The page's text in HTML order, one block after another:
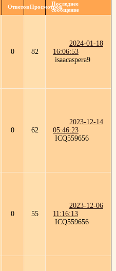
ОтветовПросмотровПоследнее
сообщение
0 82
2024-01-18
16:06:53
isaacaspera9
0 62
2023-12-14
05:46:23
ICQ559656
0 55
2023-12-06
11:16:13
ICQ559656